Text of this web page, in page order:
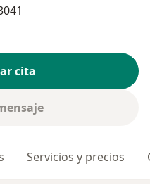
cita
Servicios y precios